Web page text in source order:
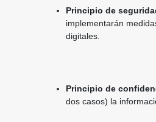
Principio de
implementarán
digitales.
Principio de
dos casos) la